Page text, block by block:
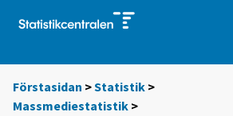
Förstasidan >Statistik >
Massmediestatistik >